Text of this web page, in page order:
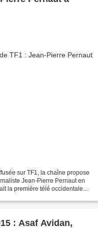
sur TF1, la chaîne propose
Jean-Pierre Pernaut en
la première télé occidentale à
: Asaf Avidan,